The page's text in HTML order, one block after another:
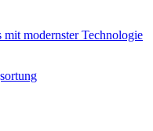
mit modernster Technologie